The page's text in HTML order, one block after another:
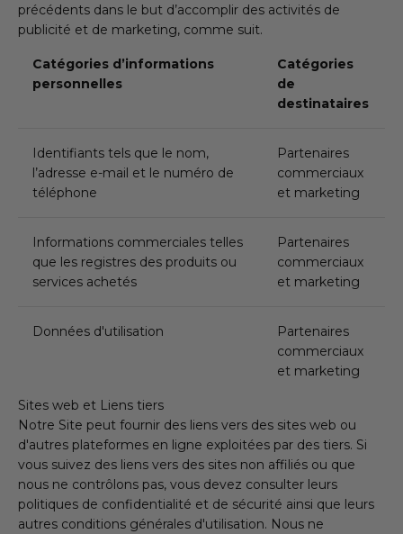
précédents dans le but d’accomplir des activités de
publicité et de marketing, comme suit.
Catégories d’informations
personnelles
Catégories
de
destinataires
Identifiants tels que le nom,
l’adresse e-mail et le numéro de
téléphone
Partenaires
commerciaux
et marketing
Informations commerciales telles
que les registres des produits ou
services achetés
Partenaires
commerciaux
et marketing
Données d'utilisation
Partenaires
commerciaux
et marketing
Sites web et Liens tiers
Notre Site peut fournir des liens vers des sites web ou
d'autres plateformes en ligne exploitées par des tiers. Si
vous suivez des liens vers des sites non affiliés ou que
nous ne contrôlons pas, vous devez consulter leurs
politiques de confidentialité et de sécurité ainsi que leurs
autres conditions générales d'utilisation. Nous ne